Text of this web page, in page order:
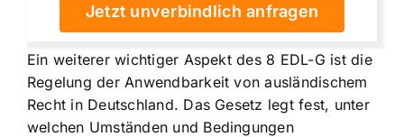
Jetzt unverbindlich anfragen
Ein weiterer wichtiger Aspekt des 8 EDL-G ist die
Regelung der Anwendbarkeit von ausländischem
Recht in Deutschland. Das Gesetz legt fest, unter
welchen Umständen und Bedingungen